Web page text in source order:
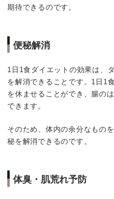
期待できるのです。
便秘解消
1日1食ダイエットの効果は、
を解消できることです。1日1
を休ませることができ、腸の
できます。
そのため、体内の余分なもの
秘を解消できるのです。
体臭・肌荒れ予防